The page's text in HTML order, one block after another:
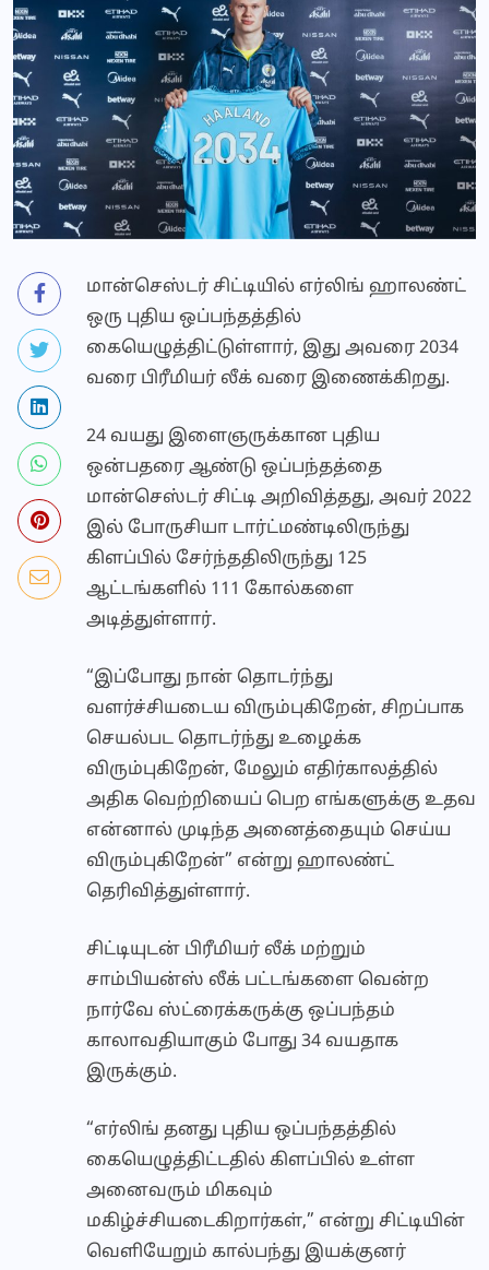
மான்செஸ்டர் சிட்டியில் எர்லிங் ஹாலண்ட்
ஒரு புதிய ஒப்பந்தத்தில்
கையெழுத்திட்டுள்ளார், இது அவரை 2034
வரை பிரீமியர் லீக் வரை இணைக்கிறது.
24 வயது இளைஞருக்கான புதிய
ஒன்பதரை ஆண்டு ஒப்பந்தத்தை
மான்செஸ்டர் சிட்டி அறிவித்தது, அவர் 2022
இல் போருசியா டார்ட்மண்டிலிருந்து
கிளப்பில் சேர்ந்ததிலிருந்து 125
ஆட்டங்களில் 111 கோல்களை
அடித்துள்ளார்.
“இப்போது நான் தொடர்ந்து
வளர்ச்சியடைய விரும்புகிறேன், சிறப்பாக
செயல்பட தொடர்ந்து உழைக்க
விரும்புகிறேன், மேலும் எதிர்காலத்தில்
அதிக வெற்றியைப் பெற எங்களுக்கு உதவ
என்னால் முடிந்த அனைத்தையும் செய்ய
விரும்புகிறேன்” என்று ஹாலண்ட்
தெரிவித்துள்ளார்.
சிட்டியுடன் பிரீமியர் லீக் மற்றும்
சாம்பியன்ஸ் லீக் பட்டங்களை வென்ற
நார்வே ஸ்ட்ரைக்கருக்கு ஒப்பந்தம்
காலாவதியாகும் போது 34 வயதாக
இருக்கும்.
“எர்லிங் தனது புதிய ஒப்பந்தத்தில்
கையெழுத்திட்டதில் கிளப்பில் உள்ள
அனைவரும் மிகவும்
மகிழ்ச்சியடைகிறார்கள்,” என்று சிட்டியின்
வெளியேறும் கால்பந்து இயக்குனர்